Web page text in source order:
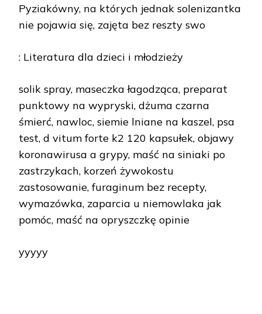
Pyziakówny, na których jednak solenizantka
nie pojawia się, zajęta bez reszty swo
: Literatura dla dzieci i młodzieży
solik spray, maseczka łagodząca, preparat
punktowy na wypryski, dżuma czarna
śmierć, nawloc, siemie lniane na kaszel, psa
test, d vitum forte k2 120 kapsułek, objawy
koronawirusa a grypy, maść na siniaki po
zastrzykach, korzeń żywokostu
zastosowanie, furaginum bez recepty,
wymazówka, zaparcia u niemowlaka jak
pomóc, maść na opryszczkę opinie
yyyyy